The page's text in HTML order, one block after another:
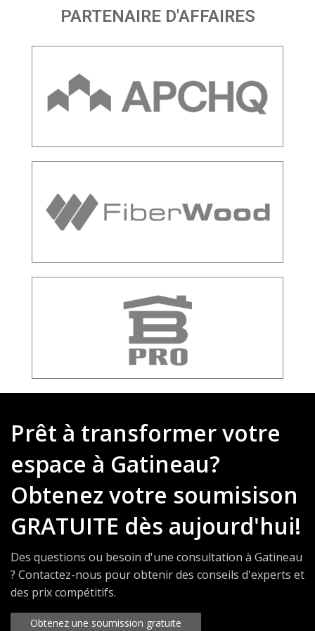
PARTENAIRE D'AFFAIRES
Prêt à transformer votre
espace à Gatineau?
Obtenez votre soumisison
GRATUITE dès aujourd'hui!
Des questions ou besoin d'une consultation à Gatineau
? Contactez-nous pour obtenir des conseils d'experts et
des prix compétitifs.
Obtenez une soumission gratuite